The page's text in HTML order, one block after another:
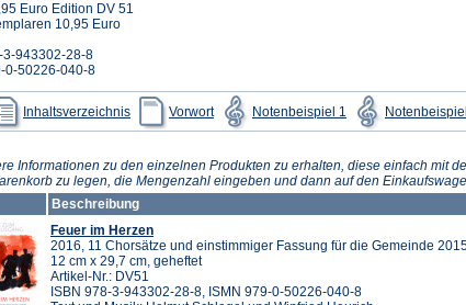
Euro Edition DV 51
10,95 Euro
3-943302-28-8
0-50226-040-8
Inhaltsverzeichnis
(Öffnet
in
einem
Tab)
Vorwort
(Öffnet
in
einem
Tab)
Notenbeispiel 1
(Öffnet
in
einem
Tab)
Informationen zu den einzelnen Produkten zu erhalten, diese einfach mit
zu legen, die Mengenzahl eingeben und dann auf den
Beschreibung
Feuer im Herzen
2016, 11 Chorsätze und einstimmiger Fassung für die Gemeinde
12 cm x 29,7 cm, geheftet
Artikel-Nr.: DV51
ISBN 978-3-943302-28-8, ISMN 979-0-50226-040-8